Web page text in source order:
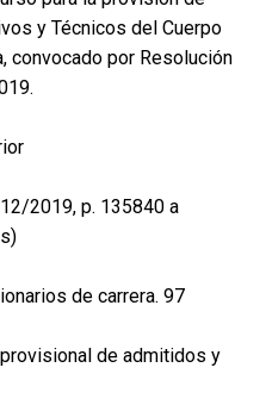
y Técnicos del Cuerpo
convocado por Resolución
2019, p. 135840 a
de carrera. 97
de admitidos y